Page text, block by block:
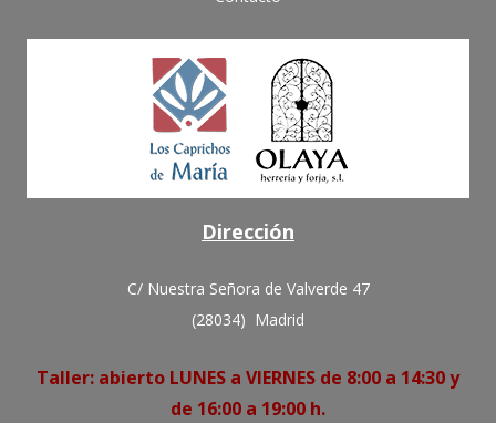
Dirección
C/ Nuestra Señora de Valverde 47
(28034) Madrid
Taller: abierto LUNES a VIERNES de 8:00 a 14:30 y
de 16:00 a 19:00 h.